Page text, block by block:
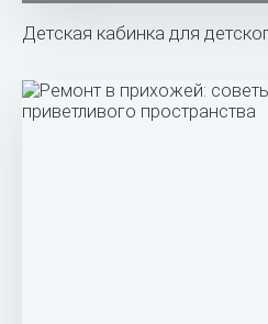
Детская кабинка для